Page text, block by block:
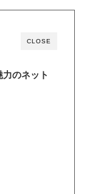
CLOSE
のネット